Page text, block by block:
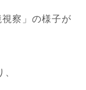
察」の様子が